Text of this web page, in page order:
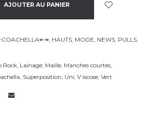
AJOUTER AU PANIER
, HAUTS, MODE, NEWS, PULLS,
Rock, Lainage, Maille, Manches courtes,
, Superposition, Uni, V iscose, Vert